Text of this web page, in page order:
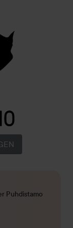
Puhdistamo